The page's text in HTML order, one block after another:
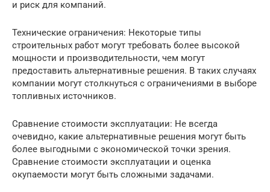
и риск для компаний.
Технические ограничения: Некоторые типы
строительных работ могут требовать более высокой
мощности и производительности, чем могут
предоставить альтернативные решения. В таких случаях
компании могут столкнуться с ограничениями в выборе
топливных источников.
Сравнение стоимости эксплуатации: Не всегда
очевидно, какие альтернативные решения могут быть
более выгодными с экономической точки зрения.
Сравнение стоимости эксплуатации и оценка
окупаемости могут быть сложными задачами.